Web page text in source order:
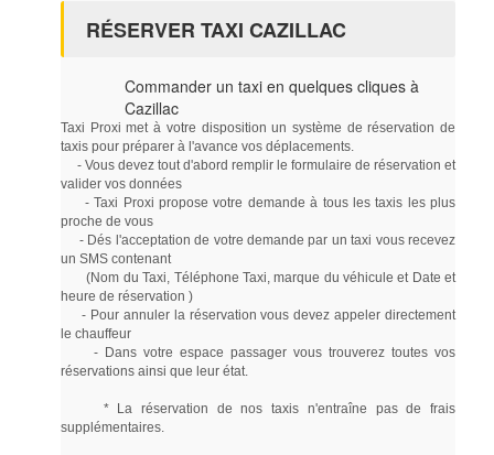
RÉSERVER TAXI CAZILLAC
Commander un taxi en quelques cliques à
Cazillac
Taxi Proxi met à votre disposition un système de réservation de
taxis pour préparer à l'avance vos déplacements.
- Vous devez tout d'abord remplir le formulaire de réservation et
valider vos données
- Taxi Proxi propose votre demande à tous les taxis les plus
proche de vous
- Dés l'acceptation de votre demande par un taxi vous recevez
un SMS contenant
(Nom du Taxi, Téléphone Taxi, marque du véhicule et Date et
heure de réservation )
- Pour annuler la réservation vous devez appeler directement
le chauffeur
- Dans votre espace passager vous trouverez toutes vos
réservations ainsi que leur état.
* La réservation de nos taxis n'entraîne pas de frais
supplémentaires.